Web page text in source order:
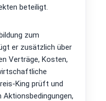
beteiligt.
zum
er zusätzlich über
Verträge, Kosten,
King prüft und